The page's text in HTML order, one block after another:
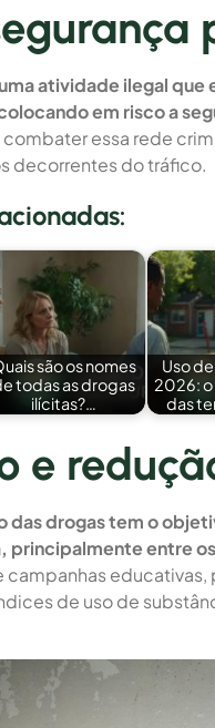
atividade ilegal
em risco a
essa rede
decorrentes do tráfico.
são os nomes
todas as drogas
ilícitas?…
Uso
2026: o
das
e
drogas tem o
entre
campanhas
de uso de